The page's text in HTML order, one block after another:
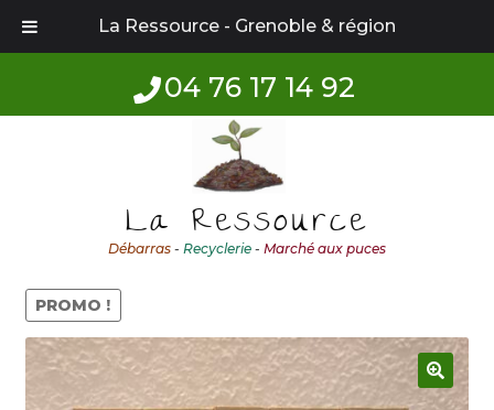
La Ressource - Grenoble & région
04 76 17 14 92
La Ressource
Débarras - Recyclerie - Marché aux puces
PROMO !